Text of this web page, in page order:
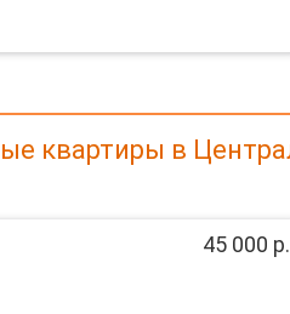
квартиры в
45 000 р.